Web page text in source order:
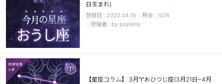
日生まれ)
2022.04.19
1074
by poplens
【星座コラム】 3月♈おひつじ座(3月21日~4月